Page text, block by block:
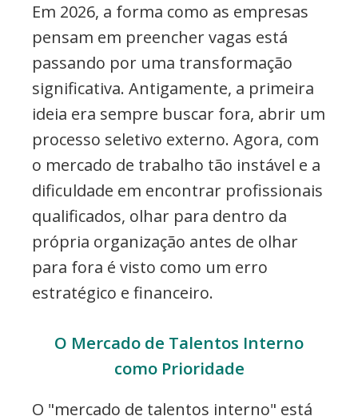
Em 2026, a forma como as empresas
pensam em preencher vagas está
passando por uma transformação
significativa. Antigamente, a primeira
ideia era sempre buscar fora, abrir um
processo seletivo externo. Agora, com
o mercado de trabalho tão instável e a
dificuldade em encontrar profissionais
qualificados, olhar para dentro da
própria organização antes de olhar
para fora é visto como um erro
estratégico e financeiro.
O Mercado de Talentos Interno
como Prioridade
O "mercado de talentos interno" está